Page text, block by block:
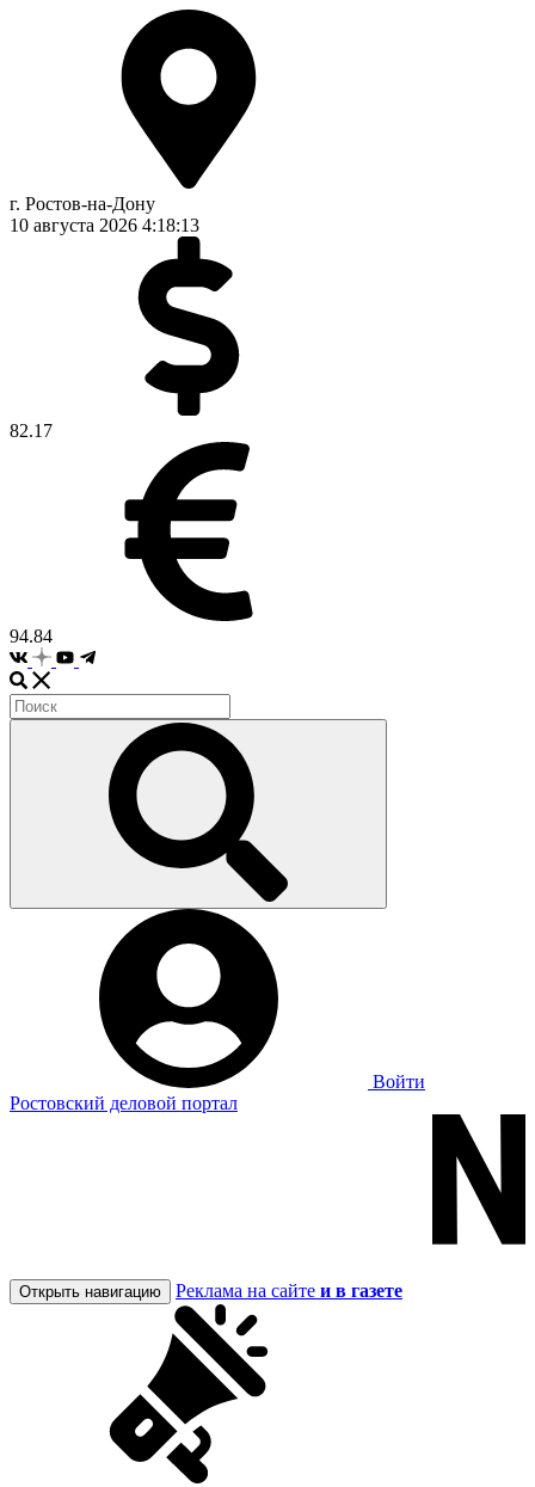
г. Ростов-на-Дону
10 августа 2026 4:18:13
82.17
94.84
Войти
Ростовский деловой портал
Открыть навигацию Реклама на сайте и в газете